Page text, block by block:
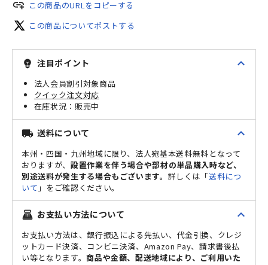
add_link この商品のURLをコピーする
この商品についてポストする
emoji_objects 注目ポイント expand_less
法人会員割引対象商品
クイック注文対応
販売中
local_shipping 送料について expand_less
本州・四国・九州地域に限り、法人宛基本送料無料となって
おりますが、 設置作業を伴う場合や部材の単品購入時など、
別途送料が発生する場合もございます。 詳しくは「送料につ
いて 」をご確認ください。
point_of_sale お支払い方法について expand_less
お支払い方法は、銀行振込による先払い、代金引換、クレジ
ットカード決済、コンビニ決済、Amazon Pay、請求書後払
い等となります。商品や金額、配送地域により、ご利用いた